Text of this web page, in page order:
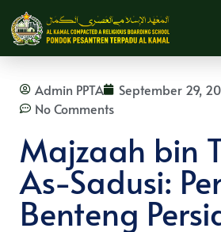
Admin PPTA September 29,
No Comments
Majzaah bin
As-Sadusi:
Benteng